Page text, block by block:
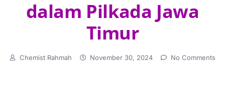
dalam Pilkada Jawa
Timur
Chemist Rahmah November 30, 2024 No Comments